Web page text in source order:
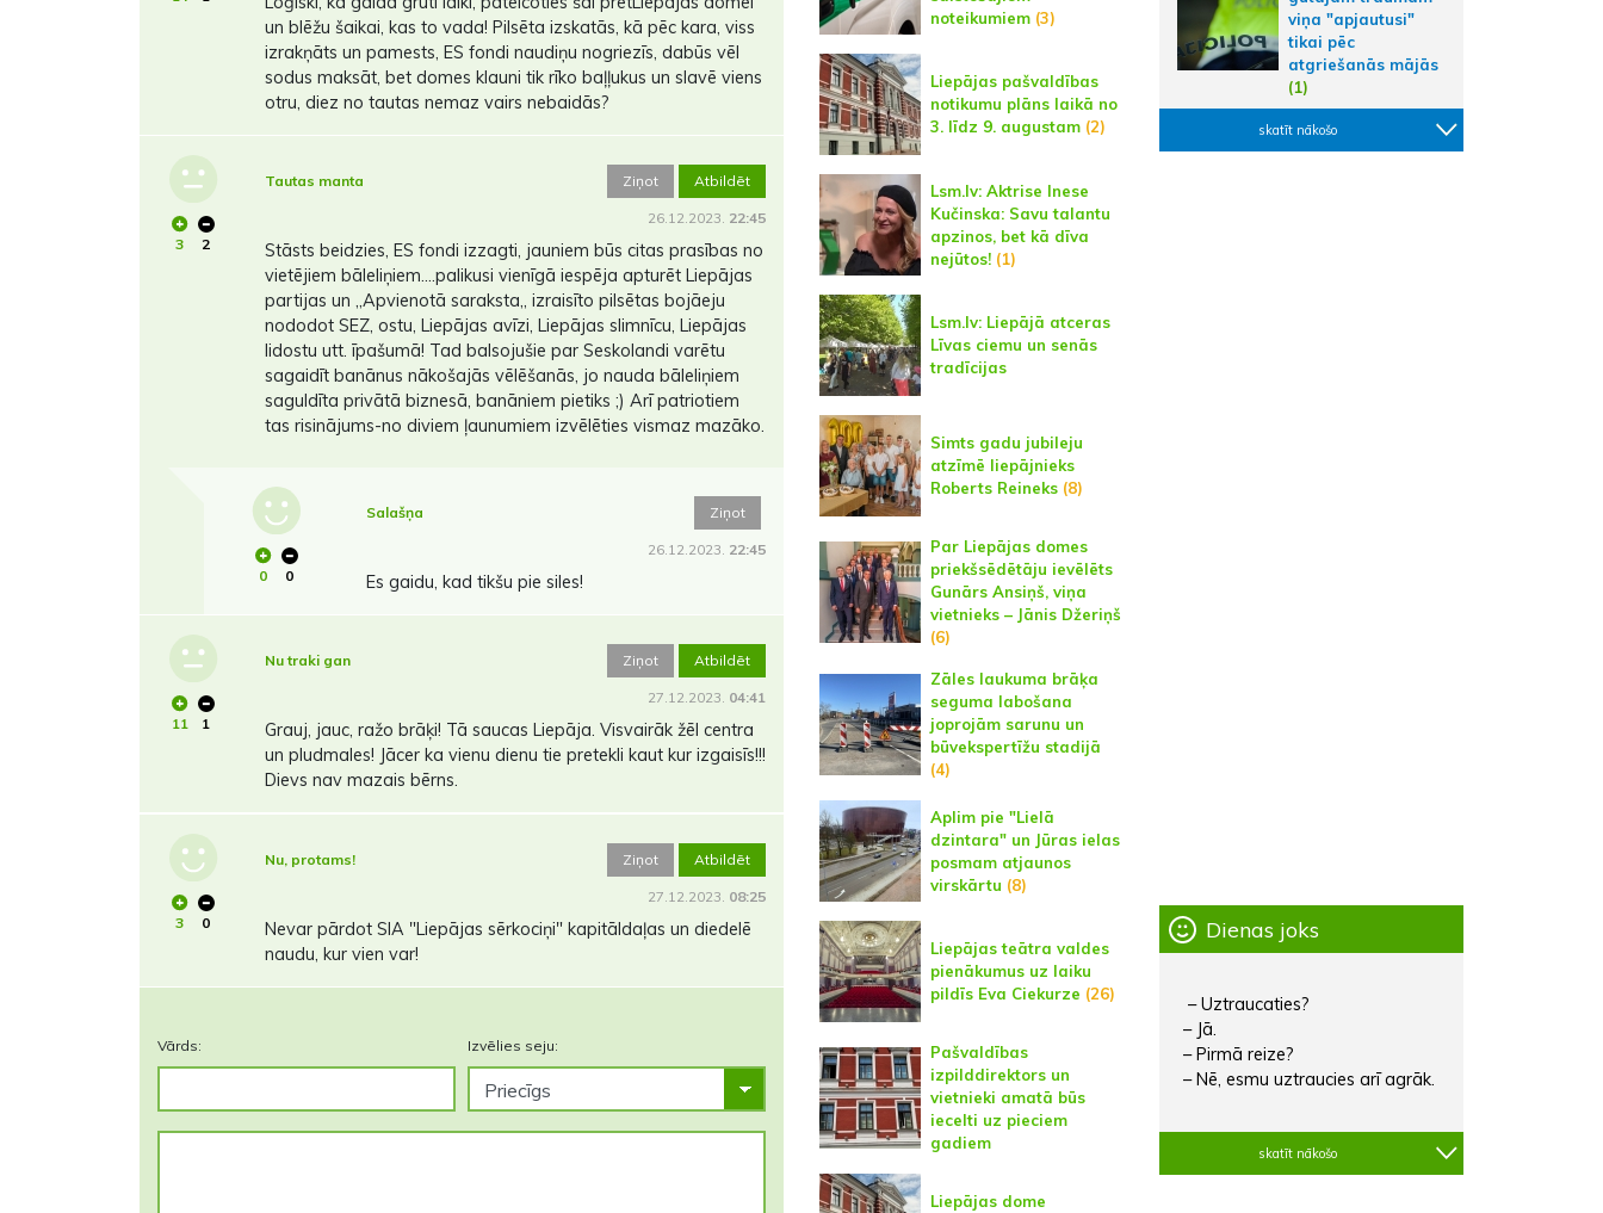
un blēžu šaikai, kas to vada! Pilsēta izskatās, kā pēc kara, viss
izrakņāts un pamests, ES fondi naudiņu nogriezīs, dabūs vēl
sodus maksāt, bet domes klauni tik rīko baļļukus un slavē viens
otru, diez no tautas nemaz vairs nebaidās?
3 2
Tautas manta Ziņot Atbildēt
26.12.2023. 22:45
Stāsts beidzies, ES fondi izzagti, jauniem būs citas prasības no
vietējiem bāleliņiem....palikusi vienīgā iespēja apturēt Liepājas
partijas un ,,Apvienotā saraksta,, izraisīto pilsētas bojāeju
nododot SEZ, ostu, Liepājas avīzi, Liepājas slimnīcu, Liepājas
lidostu utt. īpašumā! Tad balsojušie par Seskolandi varētu
sagaidīt banānus nākošajās vēlēšanās, jo nauda bāleliņiem
saguldīta privātā biznesā, banāniem pietiks ;) Arī patriotiem
tas risinājums-no diviem ļaunumiem izvēlēties vismaz mazāko.
0 0
Salašņa Ziņot
26.12.2023. 22:45
Es gaidu, kad tikšu pie siles!
11 1
Nu traki gan Ziņot Atbildēt
27.12.2023. 04:41
Grauj, jauc, ražo brāķi! Tā saucas Liepāja. Visvairāk žēl centra
un pludmales! Jācer ka vienu dienu tie pretekli kaut kur izgaisīs!!!
Dievs nav mazais bērns.
3 0
Nu, protams! Ziņot Atbildēt
27.12.2023. 08:25
Nevar pārdot SIA "Liepājas sērkociņi" kapitāldaļas un diedelē
naudu, kur vien var!
Vārds: Izvēlies seju:
noteikumiem (3)
Liepājas pašvaldības
notikumu plāns laikā no
3. līdz 9. augustam(2)
Lsm.lv: Aktrise Inese
Kučinska: Savu talantu
apzinos, bet kā dīva
nejūtos! (1)
Lsm.lv: Liepājā atceras
Līvas ciemu un senās
tradīcijas
Simts gadu jubileju
atzīmē liepājnieks
Roberts Reineks (8)
Par Liepājas domes
priekšsēdētāju ievēlēts
Gunārs Ansiņš, viņa
vietnieks – Jānis Džeriņš
(6)
Zāles laukuma brāķa
seguma labošana
joprojām sarunu un
būvekspertīžu stadijā
(4)
Aplim pie "Lielā
dzintara" un Jūras ielas
posmam atjaunos
virskārtu (8)
Liepājas teātra valdes
pienākumus uz laiku
pildīs Eva Ciekurze (26)
Pašvaldības
izpilddirektors un
vietnieki amatā būs
iecelti uz pieciem
gadiem
Liepājas dome
viņa "apjautusi"
tikai pēc
atgriešanās mājās
(1)
skatīt nākošo
Dienas joks
– Uztraucaties?
– Jā.
– Pirmā reize?
– Nē, esmu uztraucies arī agrāk.
skatīt nākošo